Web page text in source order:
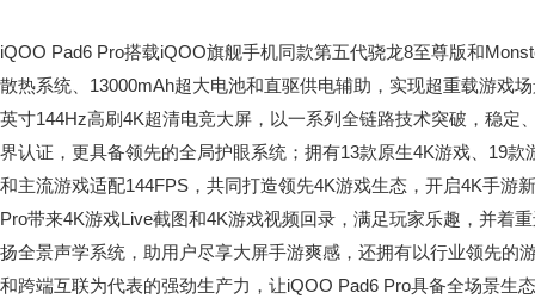
iQOO Pad6 Pro搭载iQOO旗舰手机同款第五代骁龙8至尊版和
散热系统、13000mAh超大电池和直驱供电辅助，实现超重载游戏
英寸144Hz高刷4K超清电竞大屏，以一系列全链路技术突破，稳定
界认证，更具备领先的全局护眼系统；拥有13款原生4K游戏、19
和主流游戏适配144FPS，共同打造领先4K游戏生态，开启4K手游
Pro带来4K游戏Live截图和4K游戏视频回录，满足玩家乐趣，并着
扬全景声学系统，助用户尽享大屏手游爽感，还拥有以行业领先的
和跨端互联为代表的强劲生产力，让iQOO Pad6 Pro具备全场景生